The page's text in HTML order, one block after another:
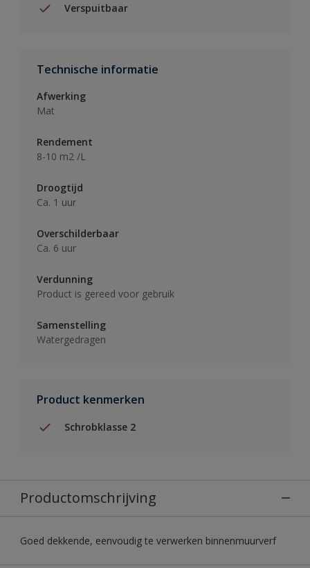
Verspuitbaar
Technische informatie
Afwerking
Mat
Rendement
8-10 m2 /L
Droogtijd
Ca. 1 uur
Overschilderbaar
Ca. 6 uur
Verdunning
Product is gereed voor gebruik
Samenstelling
Watergedragen
Product kenmerken
Schrobklasse 2
Productomschrijving
Goed dekkende, eenvoudig te verwerken binnenmuurverf